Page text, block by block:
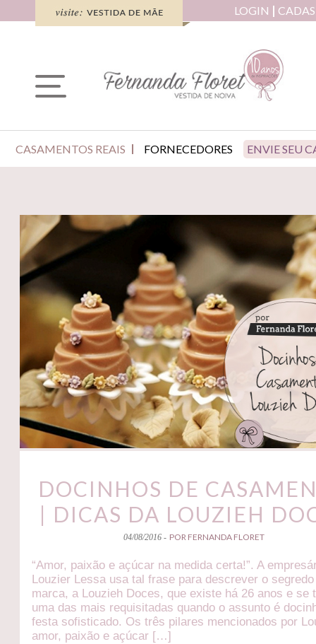
LOGIN
CASAMENTOS REAIS FORNECEDORES ENVIE SEU
DOCINHOS DE
| DICAS DA LOUZIEH
04/08/2016 - POR FERNANDA FLORET
“Amor, paixão e açúcar na medida certa!”. A
Louzier Lessa usa tal frase para descrever o
marca, a Louzieh Doces, que existe há 26 anos e se
uma das mais requisitadas quando o assunto é
festa sofisticado. Os três pilares mencionados por
amor, paixão e açúcar […]